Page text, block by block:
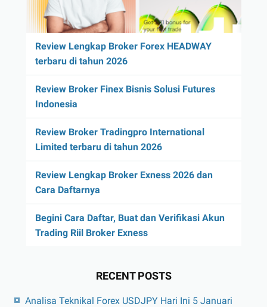
Review Lengkap Broker Forex HEADWAY
terbaru di tahun 2026
Review Broker Finex Bisnis Solusi Futures
Indonesia
Review Broker Tradingpro International
Limited terbaru di tahun 2026
Review Lengkap Broker Exness 2026 dan
Cara Daftarnya
Begini Cara Daftar, Buat dan Verifikasi Akun
Trading Riil Broker Exness
RECENT POSTS
Analisa Teknikal Forex USDJPY Hari Ini 5 Januari